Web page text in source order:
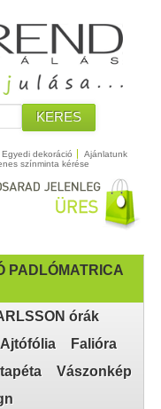
KERES
Egyedi dekoráció
Ajánlatunk
színminta kérése
PADLÓMATRICA
órák
Ajtófólia
Falióra
Vászonkép